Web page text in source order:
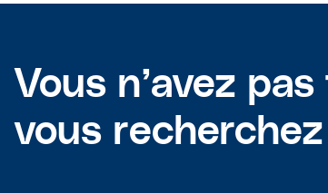
Vous n’avez
vous recherchez